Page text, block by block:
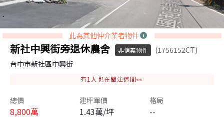
此為其他仲介業者物件
新社中興街旁退休農舍 非信義物件
(1756152CT)
台中市新社區中興街
有1 人也在關注這間👀
總價
8,800萬
建坪單價
1.43萬/坪
格局
--